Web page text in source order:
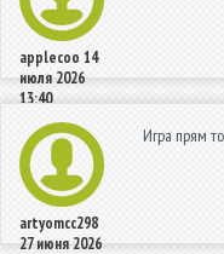
applecoo 14
июля 2026
13:40
artyomcc298
27 июня 2026
Игра прям